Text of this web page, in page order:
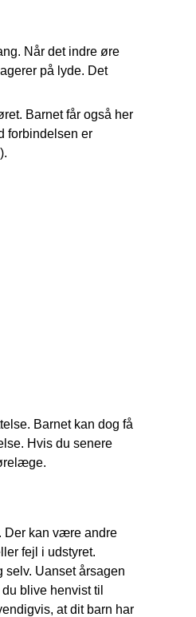
Når det indre øre
på lyde. Det
Barnet får også her
forbindelsen er
Barnet kan dog få
Hvis du senere
Der kan være andre
fejl i udstyret.
selv. Uanset årsagen
blive henvist til
at dit barn har